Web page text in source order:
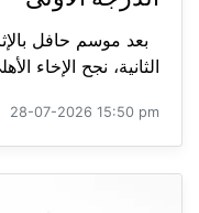
بعد موسم حافل
الثانية، نجح الإخاء
28-07-2026 15:50 pm